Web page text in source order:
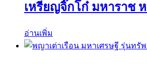
เหรียญจิ๊กโก๋ มหาราช
อ่านเพิ่ม